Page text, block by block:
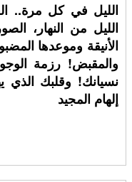
الليل في كل مرة..
الليل من النهار،
الأنيقة وموعدها
والمقبض! رزمة
نسيانك! وقلبك
إلهام المجيد